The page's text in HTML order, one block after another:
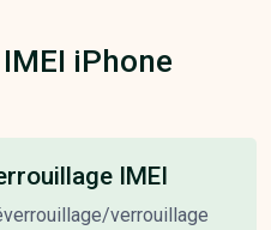
iPhone
IMEI
verrouillage